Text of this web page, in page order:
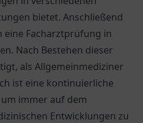
bietet. Anschließend
eine Facharztprüfung in
Nach Bestehen dieser
als Allgemeinmediziner
ist eine kontinuierliche
immer auf dem
Entwicklungen zu